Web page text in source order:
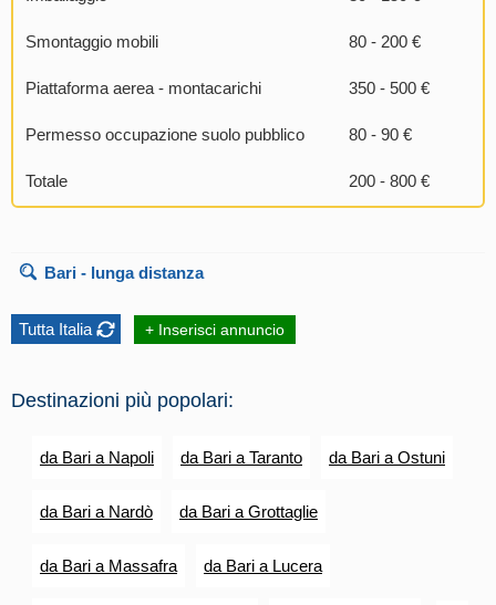
Smontaggio mobili 80 - 200 €
Piattaforma aerea - montacarichi 350 - 500 €
Permesso occupazione suolo pubblico 80 - 90 €
Totale 200 - 800 €
Bari - lunga distanza
Tutta Italia + Inserisci annuncio
Destinazioni più popolari:
da Bari a Napoli da Bari a Taranto da Bari a Ostuni
da Bari a Nardò da Bari a Grottaglie
da Bari a Massafra da Bari a Lucera